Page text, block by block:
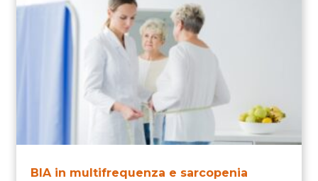
BIA in multifrequenza e sarcopenia